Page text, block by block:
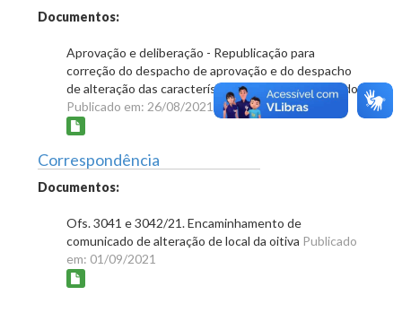
Documentos:
Aprovação e deliberação - Republicação para
correção do despacho de aprovação e do despacho
de alteração das características do evento aprovado
Publicado em: 26/08/2021
Correspondência
Documentos:
Ofs. 3041 e 3042/21. Encaminhamento de
comunicado de alteração de local da oitiva Publicado
em: 01/09/2021